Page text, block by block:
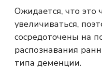
Ожидается, что это
увеличиваться,
сосредоточены на
распознавания
типа деменции.